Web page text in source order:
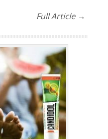
Full Article →